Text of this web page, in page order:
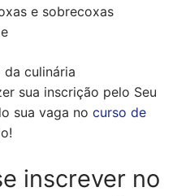
e sobrecoxas
da culinária
sua inscrição pelo Seu
sua vaga no curso de
inscrever no